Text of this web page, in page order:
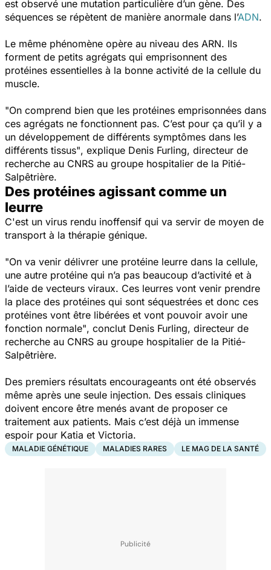
est observé une mutation particulière d’un gène. Des
séquences se répètent de manière anormale dans l’ADN.
Le même phénomène opère au niveau des ARN. Ils
forment de petits agrégats qui emprisonnent des
protéines essentielles à la bonne activité de la cellule du
muscle.
"On comprend bien que les protéines emprisonnées dans
ces agrégats ne fonctionnent pas. C’est pour ça qu’il y a
un développement de différents symptômes dans les
différents tissus", explique Denis Furling, directeur de
recherche au CNRS au groupe hospitalier de la Pitié-
Salpêtrière.
Des protéines agissant comme un
leurre
C'est un virus rendu inoffensif qui va servir de moyen de
transport à la thérapie génique.
"On va venir délivrer une protéine leurre dans la cellule,
une autre protéine qui n’a pas beaucoup d’activité et à
l’aide de vecteurs viraux. Ces leurres vont venir prendre
la place des protéines qui sont séquestrées et donc ces
protéines vont être libérées et vont pouvoir avoir une
fonction normale", conclut Denis Furling, directeur de
recherche au CNRS au groupe hospitalier de la Pitié-
Salpêtrière.
Des premiers résultats encourageants ont été observés
même après une seule injection. Des essais cliniques
doivent encore être menés avant de proposer ce
traitement aux patients. Mais c’est déjà un immense
espoir pour Katia et Victoria.
MALADIE GÉNÉTIQUE MALADIES RARES LE MAG DE LA SANTÉ